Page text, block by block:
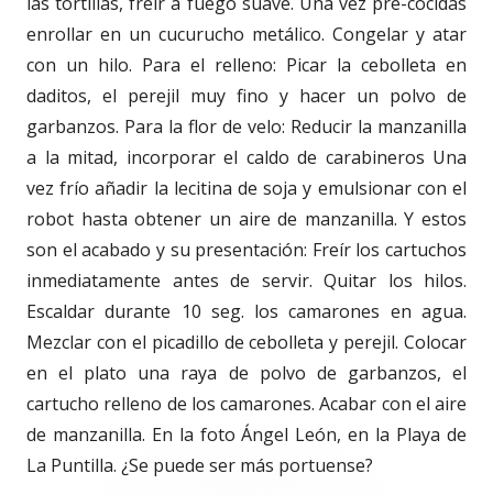
enrollar en un cucurucho metálico. Congelar y atar
con un hilo. Para el relleno: Picar la cebolleta en
daditos, el perejil muy fino y hacer un polvo de
garbanzos. Para la flor de velo: Reducir la manzanilla
a la mitad, incorporar el caldo de carabineros Una
vez frío añadir la lecitina de soja y emulsionar con el
robot hasta obtener un aire de manzanilla. Y estos
son el acabado y su presentación: Freír los cartuchos
inmediatamente antes de servir. Quitar los hilos.
Escaldar durante 10 seg. los camarones en agua.
Mezclar con el picadillo de cebolleta y perejil. Colocar
en el plato una raya de polvo de garbanzos, el
cartucho relleno de los camarones. Acabar con el aire
de manzanilla. En la foto Ángel León, en la Playa de
La Puntilla. ¿Se puede ser más portuense?